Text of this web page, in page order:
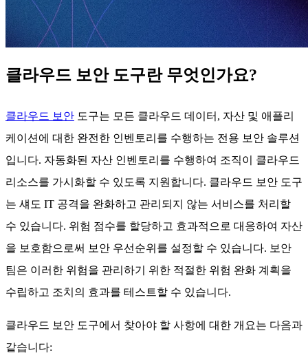
클라우드 보안 도구란 무엇인가요?
클라우드 보안 도구는 모든 클라우드 데이터, 자산 및 애플리
케이션에 대한 완전한 인벤토리를 수행하는 전용 보안 솔루션
입니다. 자동화된 자산 인벤토리를 수행하여 조직이 클라우드
리소스를 가시화할 수 있도록 지원합니다. 클라우드 보안 도구
는 섀도 IT 공격을 완화하고 관리되지 않는 서비스를 처리할
수 있습니다. 위험 점수를 할당하고 효과적으로 대응하여 자산
을 보호함으로써 보안 우선순위를 설정할 수 있습니다. 보안
팀은 이러한 위험을 관리하기 위한 적절한 위험 완화 계획을
수립하고 조치의 효과를 테스트할 수 있습니다.
클라우드 보안 도구에서 찾아야 할 사항에 대한 개요는 다음과
같습니다: